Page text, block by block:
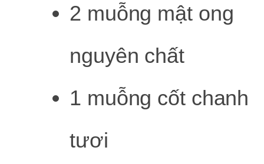
2 muỗng mật ong
nguyên chất
1 muỗng cốt chanh
tươi